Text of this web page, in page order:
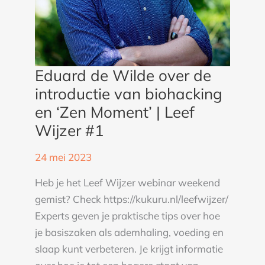
Eduard de Wilde over de
introductie van biohacking
en ‘Zen Moment’ | Leef
Wijzer #1
24 mei 2023
Heb je het Leef Wijzer webinar weekend
gemist? Check https://kukuru.nl/leefwijzer/
Experts geven je praktische tips over hoe
je basiszaken als ademhaling, voeding en
slaap kunt verbeteren. Je krijgt informatie
Moment’
|
Leef
Wijzer
#1